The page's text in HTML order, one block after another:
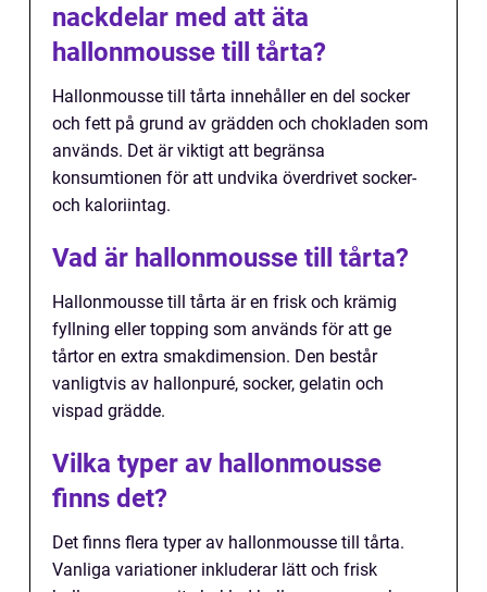
nackdelar med att äta
hallonmousse till tårta?
Hallonmousse till tårta innehåller en del socker
och fett på grund av grädden och chokladen som
används. Det är viktigt att begränsa
konsumtionen för att undvika överdrivet socker-
och kaloriintag.
Vad är hallonmousse till tårta?
Hallonmousse till tårta är en frisk och krämig
fyllning eller topping som används för att ge
tårtor en extra smakdimension. Den består
vanligtvis av hallonpuré, socker, gelatin och
vispad grädde.
Vilka typer av hallonmousse
finns det?
Det finns flera typer av hallonmousse till tårta.
Vanliga variationer inkluderar lätt och frisk